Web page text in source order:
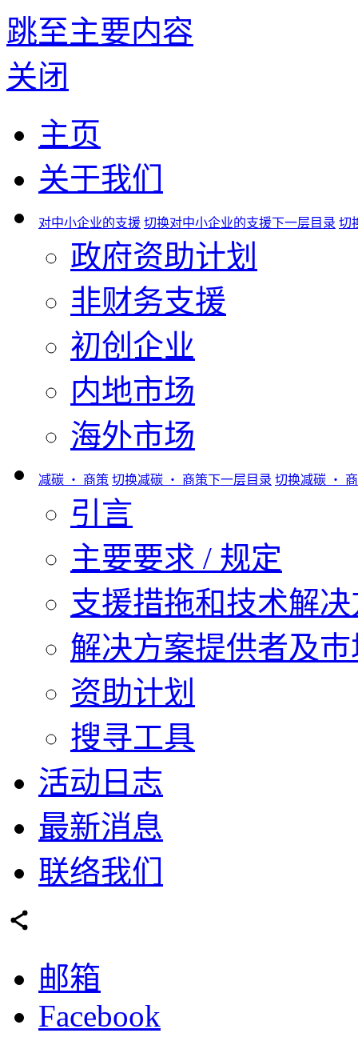
跳至主要内容
关闭
主页
关于我们
对中小企业的支援 切换对中小企业的支援下一层目录 切
政府资助计划
非财务支援
初创企业
内地市场
海外市场
减碳 ‧ 商策 切换减碳 ‧ 商策下一层目录 切换减碳 ‧
引言
主要要求 / 规定
支援措拖和技术解
解决方案提供者及
资助计划
搜寻工具
活动日志
最新消息
联络我们
邮箱
Facebook